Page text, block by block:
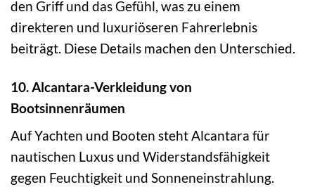
den Griff und das Gefühl, was zu einem
direkteren und luxuriöseren Fahrerlebnis
beiträgt. Diese Details machen den Unterschied.
10. Alcantara-Verkleidung von
Bootsinnenräumen
Auf Yachten und Booten steht Alcantara für
nautischen Luxus und Widerstandsfähigkeit
gegen Feuchtigkeit und Sonneneinstrahlung.